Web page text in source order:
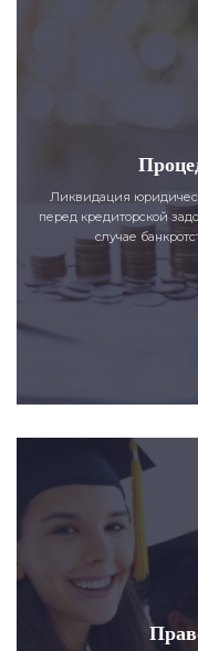
Ликвидация
перед кредиторской
случае